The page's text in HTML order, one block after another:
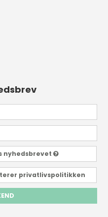
nyhedsbrevet
privatlivspolitikken